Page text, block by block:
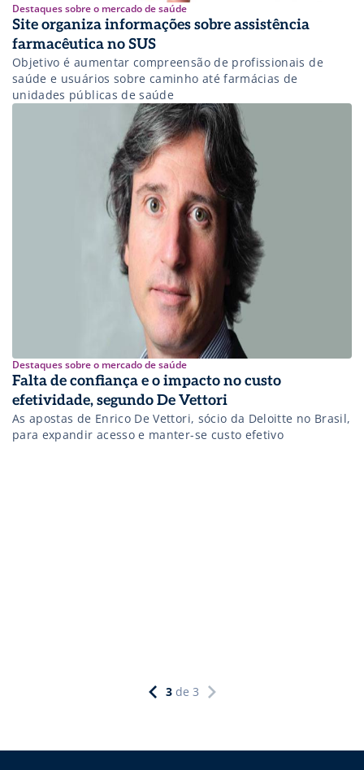
Destaques sobre o mercado de saúde
Site organiza informações sobre assistência
farmacêutica no SUS
Objetivo é aumentar compreensão de profissionais de
saúde e usuários sobre caminho até farmácias de
unidades públicas de saúde
Destaques sobre o mercado de saúde
Falta de confiança e o impacto no custo
efetividade, segundo De Vettori
As apostas de Enrico De Vettori, sócio da Deloitte no Brasil,
para expandir acesso e manter-se custo efetivo
3 de 3